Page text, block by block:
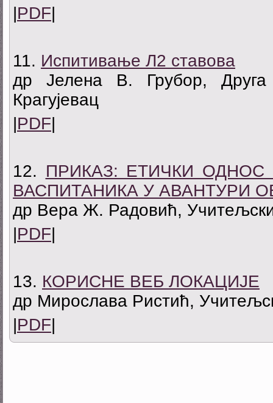
PDF
11. Испитивање Л2 ставова
др Јелена В. Грубор, Друга
Крагујевац
PDF
12. ПРИКАЗ: ЕТИЧКИ
ВАСПИТАНИКА У АВАНТУРИ
др Вера Ж. Радовић,
PDF
13. КОРИСНЕ ВЕБ ЛОКАЦИЈЕ
др Мирослава Ристић,
PDF